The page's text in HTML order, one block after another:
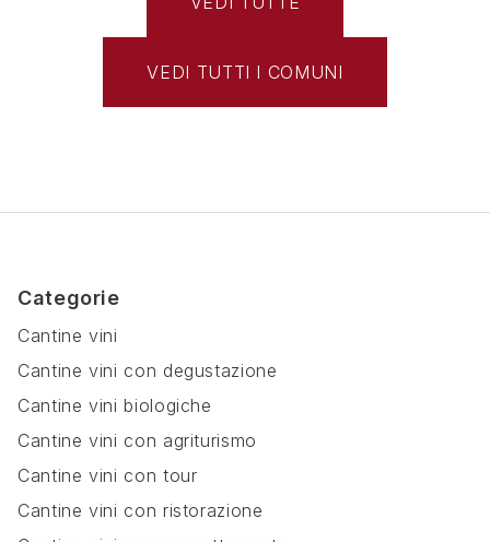
VEDI TUTTI I COMUNI
Categorie
Cantine vini
Cantine vini con degustazione
Cantine vini biologiche
Cantine vini con agriturismo
Cantine vini con tour
Cantine vini con ristorazione